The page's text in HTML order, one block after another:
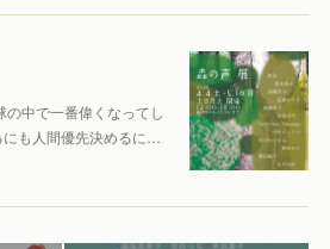
中で一番偉くなってし
も人間優先決めるに…